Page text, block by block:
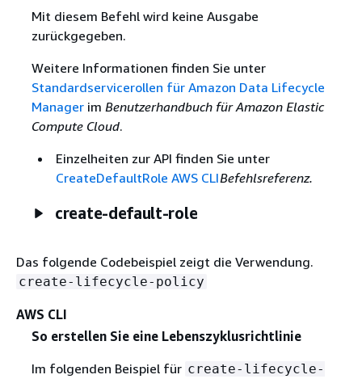
Mit diesem Befehl wird keine Ausgabe
zurückgegeben.
Weitere Informationen finden Sie unter
Standardservicerollen für Amazon Data Lifecycle
Managerim Benutzerhandbuch für Amazon Elastic
Compute Cloud.
Einzelheiten zur API finden Sie unter
CreateDefaultRole AWS CLIBefehlsreferenz.
create-default-role
Das folgende Codebeispiel zeigt die Verwendung.
create-lifecycle-policy
AWS CLI
So erstellen Sie eine Lebenszyklusrichtlinie
Im folgenden Beispiel für create-lifecycle-